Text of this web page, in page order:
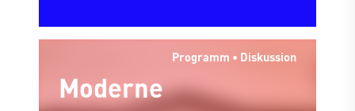
Programm • Diskussion
Moderne